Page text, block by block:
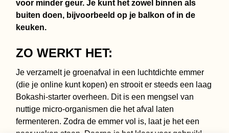
voor minder geur. Je kunt het zowel binnen als
buiten doen, bijvoorbeeld op je balkon of in de
keuken.
ZO WERKT HET:
Je verzamelt je groenafval in een luchtdichte emmer
(die je online kunt kopen) en strooit er steeds een laag
Bokashi-starter overheen. Dit is een mengsel van
nuttige micro-organismen die het afval laten
fermenteren. Zodra de emmer vol is, laat je het een
paar weken staan. Daarna is het klaar voor gebruik!